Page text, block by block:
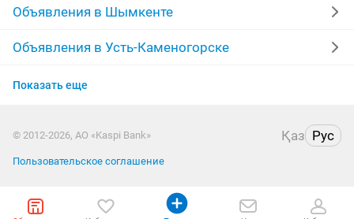
Объявления в Шымкенте
Объявления в Усть-Каменогорске
Объявления в Актобе
Объявления в Таразе
Объявления в Павлодаре
Показать еще
© 2012-2026, АО «Kaspi Bank» Қаз Рус
Пользовательское соглашение